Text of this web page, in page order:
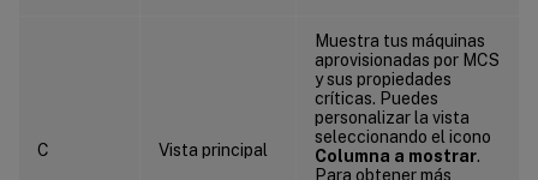
C Vista principal
Muestra tus máquinas
aprovisionadas por MCS
y sus propiedades
críticas. Puedes
personalizar la vista
seleccionando el icono
Columna a mostrar.
Para obtener más